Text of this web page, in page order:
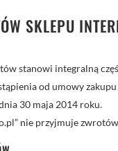
SKLEPU
stanowi integralną
od umowy
30 maja 2014 roku.
nie przyjmuje